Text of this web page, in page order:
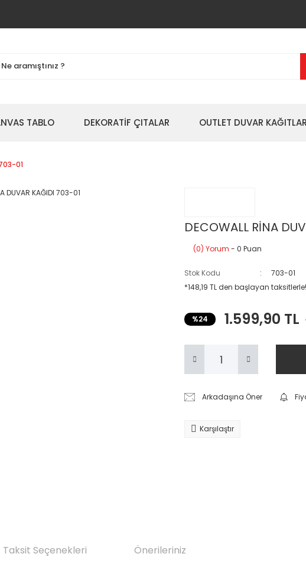
TABLO DEKORATİF ÇITALAR OUTLET DUVAR
01
DECOWALL RİNA
(0) Yorum - 0 Puan
Stok Kodu
703-01
*148,19 TL den başlayan taksitlerle!
%24 1.599,90 TL
Arkadaşına Öner
Karşılaştır
Taksit Seçenekleri Önerileriniz